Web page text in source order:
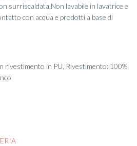
surriscaldata,Non lavabile in lavatrice e
con acqua e prodotti a base di
rivestimento in PU, Rivestimento: 100%